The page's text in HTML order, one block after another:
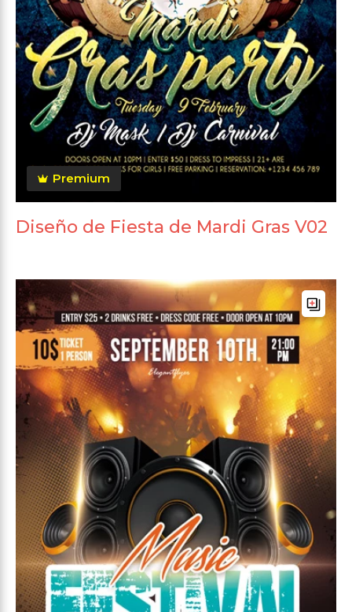
Premium
Diseño de Fiesta de Mardi Gras V02